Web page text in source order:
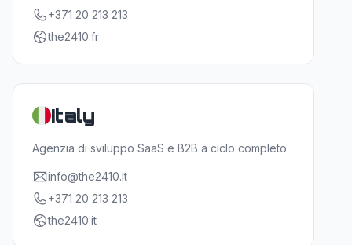
+371 20 213 213
the2410.fr
Italy
Agenzia di sviluppo SaaS e B2B a ciclo completo
info@the2410.it
+371 20 213 213
the2410.it